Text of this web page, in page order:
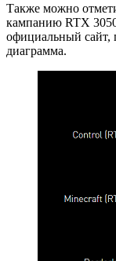
Также можно
кампанию RTX
официальный сайт,
диаграмма.